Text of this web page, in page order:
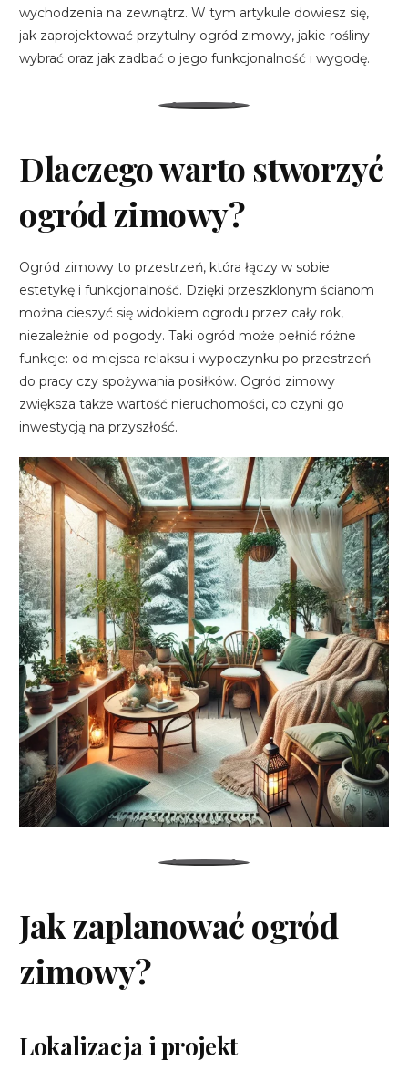
wychodzenia na zewnątrz. W tym artykule dowiesz się,
jak zaprojektować przytulny ogród zimowy, jakie rośliny
wybrać oraz jak zadbać o jego funkcjonalność i wygodę.
Dlaczego warto stworzyć
ogród zimowy?
Ogród zimowy to przestrzeń, która łączy w sobie
estetykę i funkcjonalność. Dzięki przeszklonym ścianom
można cieszyć się widokiem ogrodu przez cały rok,
niezależnie od pogody. Taki ogród może pełnić różne
funkcje: od miejsca relaksu i wypoczynku po przestrzeń
do pracy czy spożywania posiłków. Ogród zimowy
zwiększa także wartość nieruchomości, co czyni go
inwestycją na przyszłość.
Jak zaplanować ogród
zimowy?
Lokalizacja i projekt